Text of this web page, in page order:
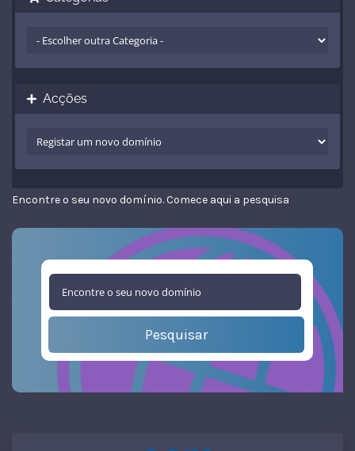
Acções
Encontre o seu novo domínio. Comece aqui a pesquisa
Pesquisar